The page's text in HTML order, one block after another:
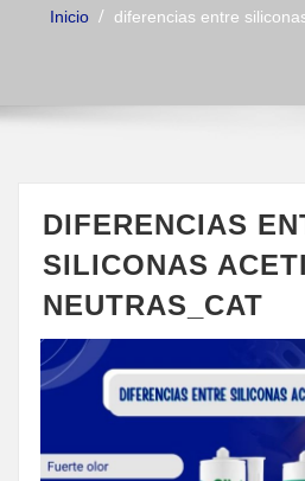
Inicio diferencias entre
DIFERENCIAS
SILICONAS
NEUTRAS_CAT